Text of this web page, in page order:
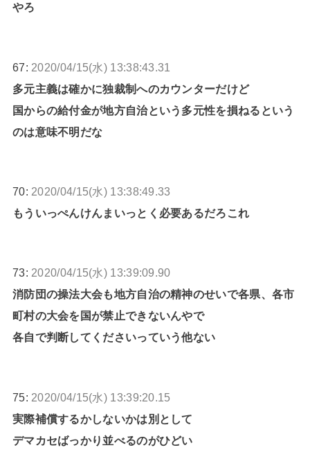
やろ
67: 2020/04/15(水) 13:38:43.31
多元主義は確かに独裁制へのカウンターだけど
国からの給付金が地方自治という多元性を損ねるという
のは意味不明だな
70: 2020/04/15(水) 13:38:49.33
もういっぺんけんまいっとく必要あるだろこれ
73: 2020/04/15(水) 13:39:09.90
消防団の操法大会も地方自治の精神のせいで各県、各市
町村の大会を国が禁止できないんやで
各自で判断してくださいっていう他ない
75: 2020/04/15(水) 13:39:20.15
実際補償するかしないかは別として
デマカセばっかり並べるのがひどい